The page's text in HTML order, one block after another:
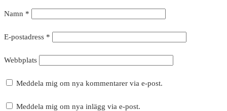
Namn *
E-postadress *
Webbplats
Meddela mig om nya kommentarer via e-post.
Meddela mig om nya inlägg via e-post.